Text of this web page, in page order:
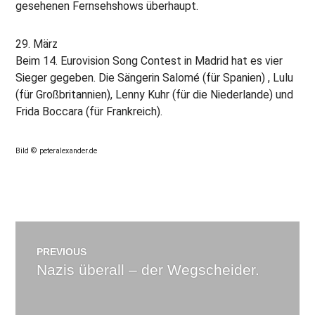
gesehenen Fernsehshows überhaupt.
29. März
Beim 14. Eurovision Song Contest in Madrid hat es vier
Sieger gegeben. Die Sängerin Salomé (für Spanien) , Lulu
(für Großbritannien), Lenny Kuhr (für die Niederlande) und
Frida Boccara (für Frankreich).
Bild © peteralexander.de
PREVIOUS
Previous
Nazis überall – der Wegscheider.